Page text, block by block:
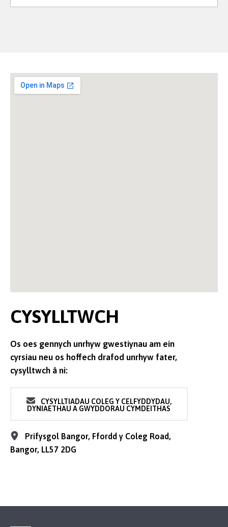
CYSYLLTWCH
Os oes gennych unrhyw gwestiynau am ein
cyrsiau neu os hoffech drafod unrhyw fater,
cysylltwch â ni:
CYSYLLTIADAU COLEG Y CELFYDDYDAU,
DYNIAETHAU A GWYDDORAU CYMDEITHAS
Prifysgol Bangor, Ffordd y Coleg Road,
Bangor, LL57 2DG